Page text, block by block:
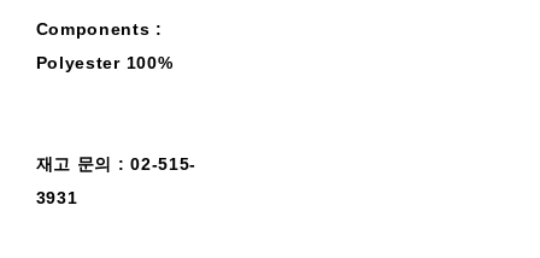
Components :
Polyester 100%
재고 문의 : 02-515-
3931